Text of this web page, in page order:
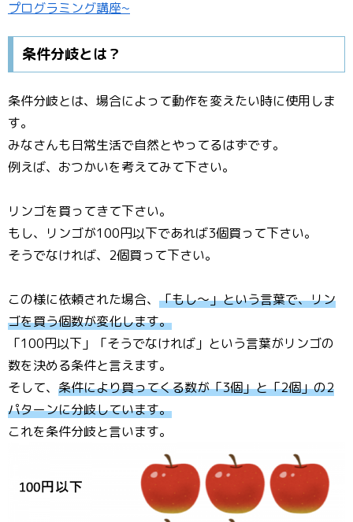
プログラミング講座~
条件分岐とは？
条件分岐とは、場合によって動作を変えたい時に使用しま
す。
みなさんも日常生活で自然とやってるはずです。
例えば、おつかいを考えてみて下さい。
リンゴを買ってきて下さい。
もし、リンゴが100円以下であれば3個買って下さい。
そうでなければ、2個買って下さい。
この様に依頼された場合、 「もし〜」という言葉で、リン
ゴを買う個数が変化します。
「100円以下」「そうでなければ」という言葉がリンゴの
数を決める条件と言えます。
そして、 条件により買ってくる数が「3個」と「2個」の2
パターンに分岐しています。
これを条件分岐と言います。